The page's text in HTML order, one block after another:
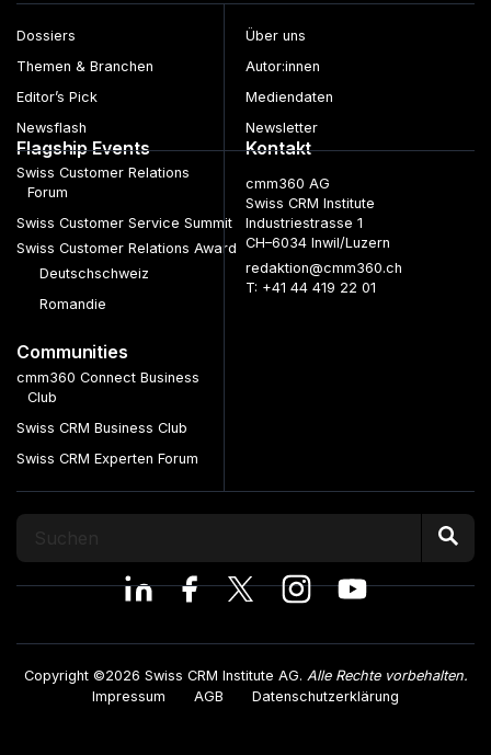
Dossiers
Themen & Branchen
Editor’s Pick
Newsflash
Über uns
Autor:innen
Mediendaten
Newsletter
Flagship Events
Swiss Customer Relations
Forum
Swiss Customer Service Summit
Swiss Customer Relations Award
Deutschschweiz
Romandie
Communities
cmm360 Connect Business
Club
Swiss CRM Business Club
Swiss CRM Experten Forum
Kontakt
cmm360 AG
Swiss CRM Institute
Industriestrasse 1
CH–6034 Inwil/Luzern
redaktion@cmm360.ch
T: +41 44 419 22 01
Copyright ©2026 Swiss CRM Institute AG. Alle Rechte vorbehalten.
Impressum
AGB Datenschutzerklärung